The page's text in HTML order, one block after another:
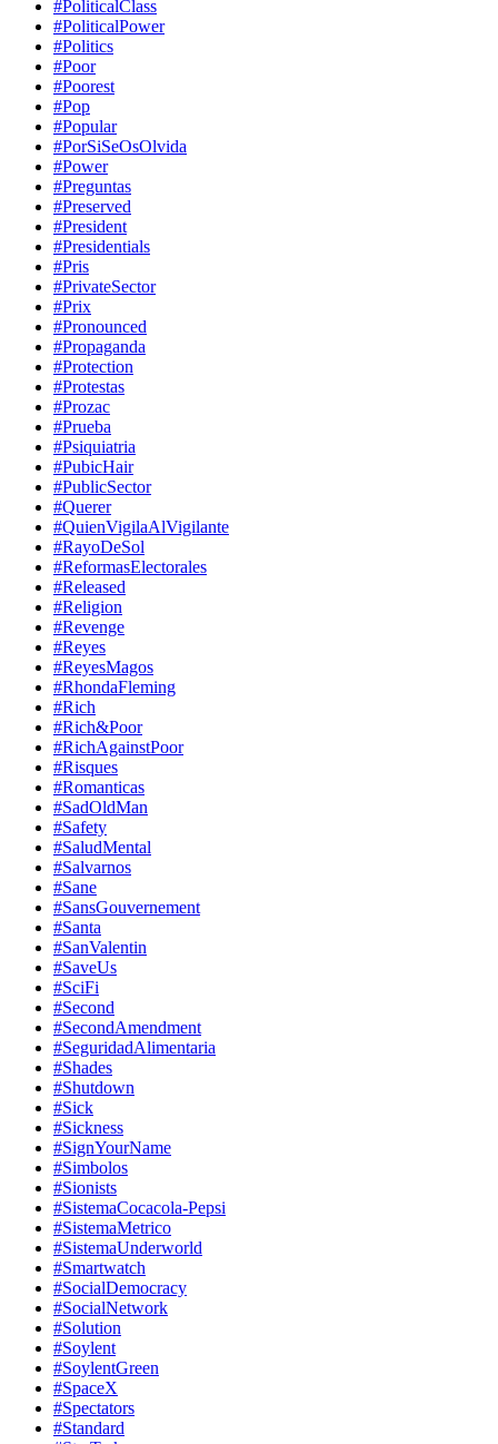
#PoliticalClass
#PoliticalPower
#Politics
#Poor
#Poorest
#Pop
#Popular
#PorSiSeOsOlvida
#Power
#Preguntas
#Preserved
#President
#Presidentials
#Pris
#PrivateSector
#Prix
#Pronounced
#Propaganda
#Protection
#Protestas
#Prozac
#Prueba
#Psiquiatria
#PubicHair
#PublicSector
#Querer
#QuienVigilaAlVigilante
#RayoDeSol
#ReformasElectorales
#Released
#Religion
#Revenge
#Reyes
#ReyesMagos
#RhondaFleming
#Rich
#Rich&Poor
#RichAgainstPoor
#Risques
#Romanticas
#SadOldMan
#Safety
#SaludMental
#Salvarnos
#Sane
#SansGouvernement
#Santa
#SanValentin
#SaveUs
#SciFi
#Second
#SecondAmendment
#SeguridadAlimentaria
#Shades
#Shutdown
#Sick
#Sickness
#SignYourName
#Simbolos
#Sionists
#SistemaCocacola-Pepsi
#SistemaMetrico
#SistemaUnderworld
#Smartwatch
#SocialDemocracy
#SocialNetwork
#Solution
#Soylent
#SoylentGreen
#SpaceX
#Spectators
#Standard